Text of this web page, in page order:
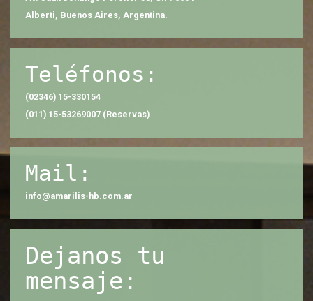
Alberti, Buenos Aires, Argentina.
Teléfonos:
(02346) 15-330154
(011) 15-53269007 (Reservas)
Mail:
info@amarilis-hb.com.ar
Dejanos tu
mensaje: